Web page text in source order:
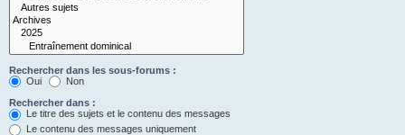
Rechercher dans les sous-forums :
Oui
Non
Rechercher dans :
Le titre des sujets et le contenu des messages
Le contenu des messages uniquement